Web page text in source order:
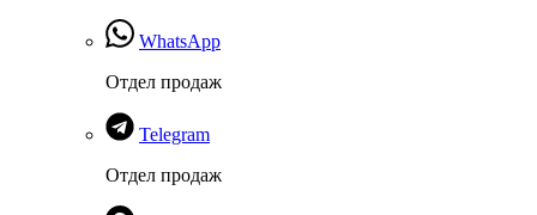
WhatsApp
Отдел продаж
Telegram
Отдел продаж